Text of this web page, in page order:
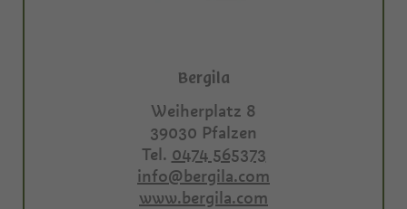
Bergila
Weiherplatz 8
39030 Pfalzen
Tel. 0474 565373
info@bergila.com
www.bergila.com